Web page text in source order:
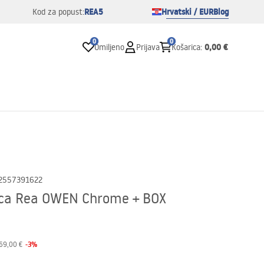
Kod za popust:REA5 Hrvatski / EURBlog
0
Omiljeno Prijava
0
Košarica: 0,00 €
Rea OWEN Chrome + BOX
€ -3%